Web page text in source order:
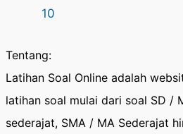
10
Tentang:
Latihan Soal Online adalah
latihan soal mulai dari soal SD /
sederajat, SMA / MA Sederajat